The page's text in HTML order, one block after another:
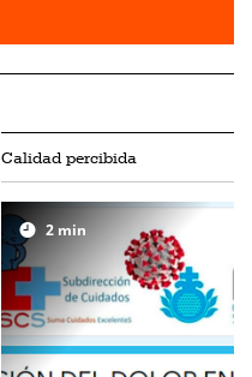
Calidad percibida
2 min